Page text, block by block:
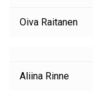
Oiva Raitanen
Aliina Rinne